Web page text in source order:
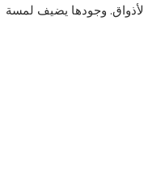
وجودها يضيف لمسة